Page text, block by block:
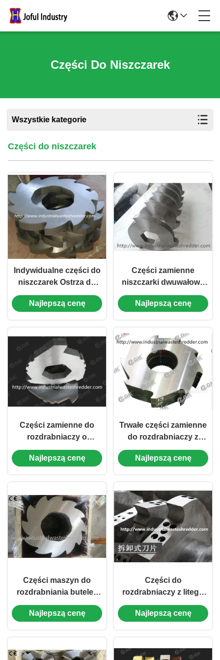
Części Do Niszczarek
Wszystkie kategorie
Części do niszczarek
Indywidualne części do
niszczarek Ostrza do
niszczarek
przemysłowych do
Najlepszą cenę
Części zamienne
niszczarki dwuwałowe
Niszczarki do palet
drewnianych
Najlepszą cenę
Części zamienne do
rozdrabniaczy o
wysokiej precyzji
Plastikowe ostrza
Najlepszą cenę
Trwałe części zamienne
do rozdrabniaczy z
tworzywa sztucznego,
dobra wytrzymałość
Najlepszą cenę
Części maszyn do
rozdrabniania butelek
PET, zapasowe ostrza
rozdrabniaczy Płynne
Najlepszą cenę
Części do
rozdrabniaczy z litego
metalu Zintegrowane
ostrza Wysoka
Najlepszą cenę